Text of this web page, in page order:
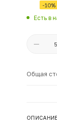
-10%
Есть в
Общая
ОПИСАНИЕ